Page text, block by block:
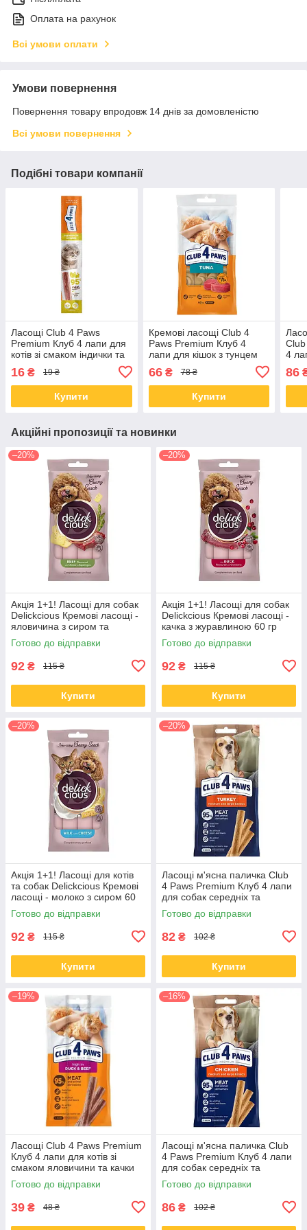
Оплата на рахунок
Всі умови оплати
Умови повернення
Повернення товару впродовж 14 днів за домовленістю
Всі умови повернення
Подібні товари компанії
Ласощі Club 4 Paws
Premium Клуб 4 лапи для
котів зі смаком індички та
16 ₴ 19 ₴
Купити
Кремові ласощі Club 4
Paws Premium Клуб 4
лапи для кішок з тунцем
66₴ 78 ₴
Купити
4
60
86
Акційні пропозиції та новинки
–20%
Акція 1+1! Ласощі для собак
Delickcious Кремові ласощі -
яловичина з сиром та
спаржею 60 гр
Готово до відправки
92 ₴ 115 ₴
Купити
–20%
Акція 1+1! Ласощі для собак
Delickcious Кремові ласощі -
качка з журавлиною 60 гр
Готово до відправки
92 ₴ 115 ₴
Купити
–20%
Акція 1+1! Ласощі для котів
та собак Delickcious Кремові
ласощі - молоко з сиром 60
гр
Готово до відправки
92 ₴ 115 ₴
Купити
–20%
Ласощі м'ясна паличка Club
4 Paws Premium Клуб 4 лапи
для собак середніх та
великих порід з індичкою 60
гр
Готово до відправки
82 ₴ 102 ₴
Купити
–19%
Ласощі Club 4 Paws Premium
Клуб 4 лапи для котів зі
смаком яловичини та качки
15 гр
Готово до відправки
39 ₴ 48 ₴
–16%
Ласощі м'ясна паличка Club
4 Paws Premium Клуб 4 лапи
для собак середніх та
великих порід з куркою 60 гр
Готово до відправки
86 ₴ 102 ₴